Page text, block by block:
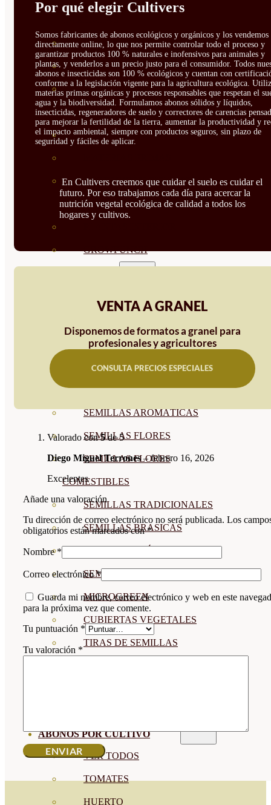
ENRAIZANTES
MADURACIÓN Y ENGORDE
REGENERADORES DEL
SUELO
ÁCIDOS HÚMICOS
PROTECCIÓN CULTIVOS Y
PLANTAS
GROWPUNCH
HORTALIZA FRUTO
SEMILLAS HORTALIZA DE
HOJA
SEMILLAS AROMÁTICAS
SEMILLAS FLORES
SEMILLAS FLORES
COMESTIBLES
SEMILLAS TRADICIONALES
SEMILLAS BRASICAS
SEMILLAS LEGUMINOSAS
MICROGREEN
CUBIERTAS VEGETALES
TIRAS DE SEMILLAS
ABONOS POR CULTIVO
VER TODOS
TOMATES
HUERTO
Por qué elegir Cultivers
Somos fabricantes de abonos ecológicos y orgánicos y los vendemos
directamente online, lo que nos permite controlar todo el proceso y
garantizar productos 100 % naturales e inofensivos para animales y
plantas, y venderlos a un precio justo para el consumidor. Todos
abonos e insecticidas son 100 % ecológicos y cuentan con
conforme a la legislación vigente para la agricultura ecológica.
materias primas orgánicas y procesos responsables que respetan el
agua y la biodiversidad. Formulamos abonos sólidos y líquidos,
insecticidas, regeneradores de suelo y correctores de carencias
para mejorar la fertilidad de la tierra, aumentar la productividad y
el impacto ambiental, siempre con productos seguros, sin plazo de
seguridad y fáciles de aplicar.
En Cultivers creemos que cuidar el suelo es cuidar el
futuro. Por eso trabajamos cada día para acercar la
nutrición vegetal ecológica de calidad a todos los
hogares y cultivos.
VENTA A GRANEL
Disponemos de formatos a granel para
profesionales y agricultores
CONSULTA PRECIOS ESPECIALES
Valorado con5de 5
Diego Miguel Terrones– febrero 16, 2026
Excelentes
Añade una valoración
Tu dirección de correo electrónico no será publicada. Los
obligatorios están marcados con*
Nombre*
Correo electrónico*
Guarda mi nombre, correo electrónico y web en este
para la próxima vez que comente.
Tu puntuación *
Tu valoración *